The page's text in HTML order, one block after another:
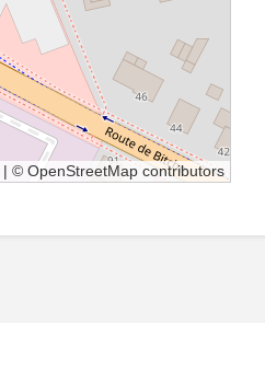
| © OpenStreetMap contributors